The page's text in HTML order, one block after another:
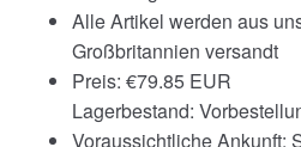
Alle Artikel werden aus
Großbritannien versandt
Preis: €79.85 EUR
Lagerbestand:
Voraussichtliche Ankunft: